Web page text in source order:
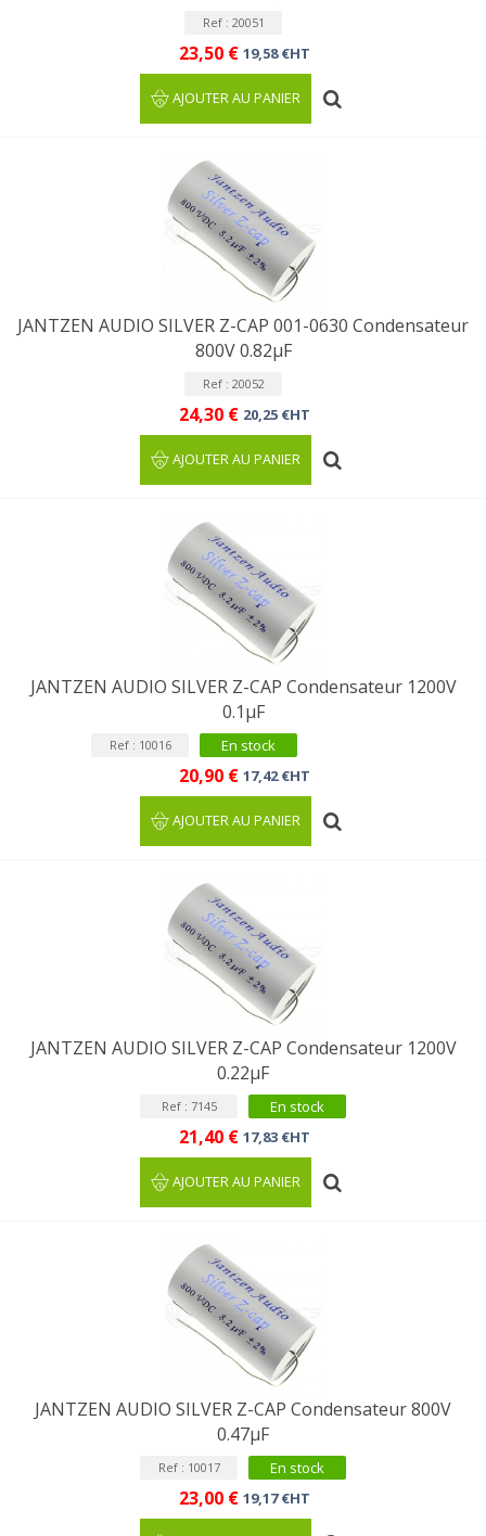
Ref : 20051
23,50 € 19,58 €HT
AJOUTER AU PANIER
JANTZEN AUDIO SILVER Z-CAP 001-0630 Condensateur
800V 0.82µF
Ref : 20052
24,30 € 20,25 €HT
AJOUTER AU PANIER
JANTZEN AUDIO SILVER Z-CAP Condensateur 1200V
0.1µF
Ref : 10016 En stock
20,90 € 17,42 €HT
AJOUTER AU PANIER
JANTZEN AUDIO SILVER Z-CAP Condensateur 1200V
0.22µF
Ref : 7145 En stock
21,40 € 17,83 €HT
AJOUTER AU PANIER
JANTZEN AUDIO SILVER Z-CAP Condensateur 800V
0.47µF
Ref : 10017 En stock
23,00 € 19,17 €HT